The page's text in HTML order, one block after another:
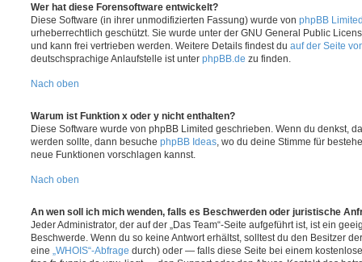
Wer hat diese Forensoftware entwickelt?
Diese Software (in ihrer unmodifizierten Fassung) wurde von phpBB
urheberrechtlich geschützt. Sie wurde unter der GNU General Public
und kann frei vertrieben werden. Weitere Details findest du auf der Seite
deutschsprachige Anlaufstelle ist unter phpBB.de zu finden.
Nach oben
Warum ist Funktion x oder y nicht enthalten?
Diese Software wurde von phpBB Limited geschrieben. Wenn du denkst,
werden sollte, dann besuche phpBB Ideas , wo du deine Stimme für
neue Funktionen vorschlagen kannst.
Nach oben
An wen soll ich mich wenden, falls es Beschwerden oder juristische
Jeder Administrator, der auf der „Das Team“-Seite aufgeführt ist, ist ein
Beschwerde. Wenn du so keine Antwort erhältst, solltest du den Besitzer
eine „WHOIS“-Abfrage durch) oder — falls diese Seite bei einem